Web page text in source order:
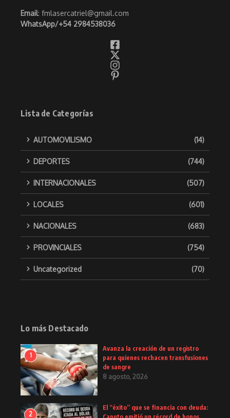
Email: fmlasercatriel@gmail.com
WhatsApp/+54 2984538036
Lista de Categorías
AUTOMOVILISMO (14)
DEPORTES (744)
INTERNACIONALES (507)
LOCALES (601)
NACIONALES (683)
PROVINCIALES (754)
Uncategorized (70)
Lo más Destacado
1
Avanza la creación de un registro
para quienes rechacen transfusiones
de sangre
8 agosto, 2026
2
El “éxito” que se financia con deuda: